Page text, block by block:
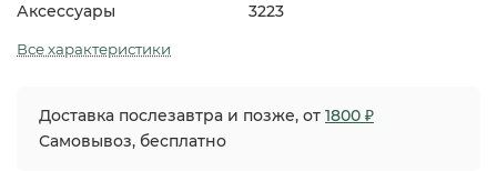
Аксессуары 3223
Все характеристики
Доставка послезавтра и позже, от 1800 ₽
Самовывоз, бесплатно